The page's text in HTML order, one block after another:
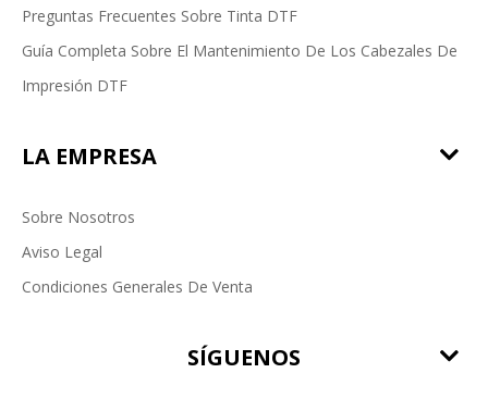
Preguntas Frecuentes Sobre Tinta DTF
Guía Completa Sobre El Mantenimiento De Los Cabezales De
Impresión DTF
LA EMPRESA
Sobre Nosotros
Aviso Legal
Condiciones Generales De Venta
SÍGUENOS